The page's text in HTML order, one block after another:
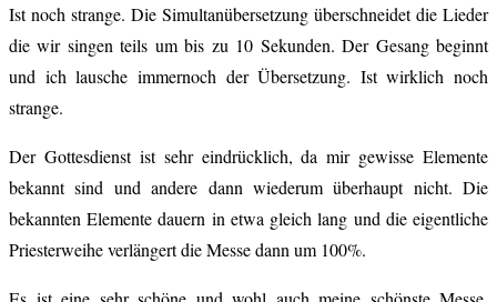
Ist noch strange. Die Simultanübersetzung überschneidet die Lieder
die wir singen teils um bis zu 10 Sekunden. Der Gesang beginnt
und ich lausche immernoch der Übersetzung. Ist wirklich noch
strange.
Der Gottesdienst ist sehr eindrücklich, da mir gewisse Elemente
bekannt sind und andere dann wiederum überhaupt nicht. Die
bekannten Elemente dauern in etwa gleich lang und die eigentliche
Priesterweihe verlängert die Messe dann um 100%.